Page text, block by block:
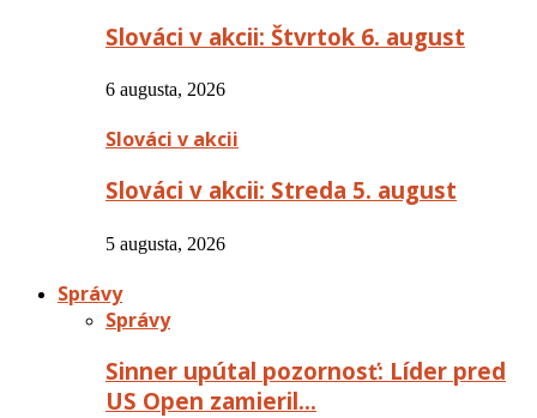
Slováci v akcii: Štvrtok 6. august
6 augusta, 2026
Slováci v akcii
Slováci v akcii: Streda 5. august
5 augusta, 2026
Správy
Správy
Sinner upútal pozornosť: Líder pred
US Open zamieril…